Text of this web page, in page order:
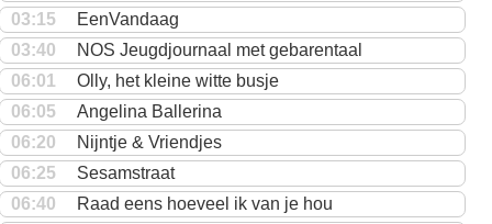
03:15
EenVandaag
03:40
NOS Jeugdjournaal met gebarentaal
06:01
Olly, het kleine witte busje
06:05
Angelina Ballerina
06:20
Nijntje & Vriendjes
06:25
Sesamstraat
06:40
Raad eens hoeveel ik van je hou